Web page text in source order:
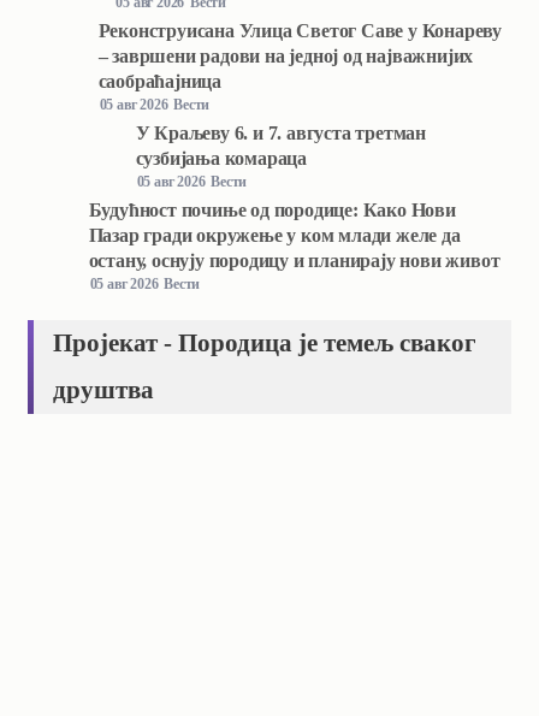
Реконструисана Улица Светог Саве у Конареву
– завршени радови на једној од најважнијих
саобраћајница
05 авг 2026 Вести
У Краљеву 6. и 7. августа третман
сузбијања комараца
05 авг 2026 Вести
Будућност почиње од породице: Како Нови
Пазар гради окружење у ком млади желе да
остану, оснују породицу и планирају нови живот
05 авг 2026 Вести
Пројекат - Породица је темељ сваког
друштва